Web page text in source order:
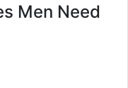
Men Need